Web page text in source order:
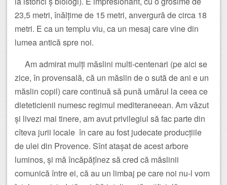
23,5 metri, înălțime de 15 metri, anvergură de circa 18
metri. E ca un templu viu, ca un mesaj care vine din
lumea antică spre noi.
Am admirat mulți măslini multi-centenari (pe aici se
zice, în provensală, că un măslin de o sută de ani e un
măslin copil) care continuă să pună umărul la ceea ce
dieteticienii numesc regimul mediteraneean. Am văzut
și livezi mai tinere, am avut privilegiul să fac parte din
cîteva jurii locale în care au fost judecate producțiile
de ulei din Provence. Sînt atașat de acest arbore
luminos, și mă încăpățînez să cred că măslinii
comunică între ei, că au un limbaj pe care noi nu-l vom